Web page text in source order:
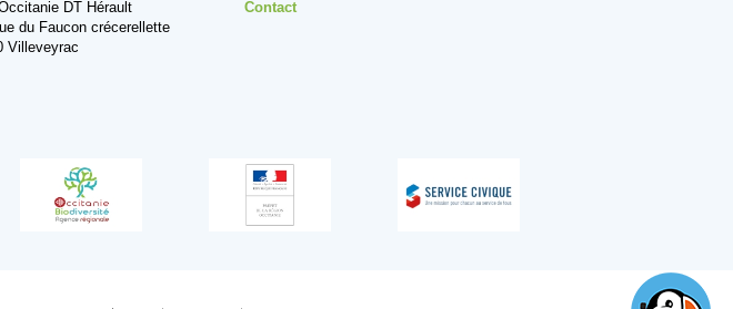
DT Hérault
du Faucon crécerellette
Villeveyrac
Contact